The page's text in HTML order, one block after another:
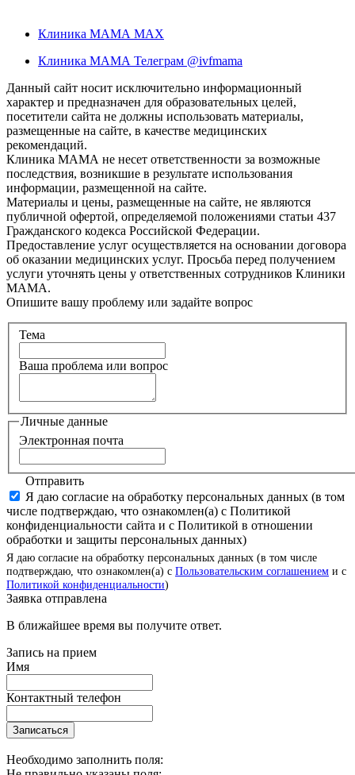
Клиника МАМА MAX
Клиника МАМА Телеграм @ivfmama
Данный сайт носит исключительно информационный
характер и предназначен для образовательных целей,
посетители сайта не должны использовать материалы,
размещенные на сайте, в качестве медицинских
рекомендаций.
Клиника МАМА не несет ответственности за возможные
последствия, возникшие в результате использования
информации, размещенной на сайте.
Материалы и цены, размещенные на сайте, не являются
публичной офертой, определяемой положениями статьи 437
Гражданского кодекса Российской Федерации.
Предоставление услуг осуществляется на основании договора
об оказании медицинских услуг. Просьба перед получением
услуги уточнять цены у ответственных сотрудников Клиники
МАМА.
Опишите вашу проблему или задайте вопрос
Тема
Ваша проблема или вопрос
Личные данные
Электронная почта
Отправить
Я даю согласие на обработку персональных данных (в том
числе подтверждаю, что ознакомлен(а) с Политикой
конфиденциальности сайта и с Политикой в отношении
обработки и защиты персональных данных)
Я даю согласие на обработку персональных данных (в том числе
подтверждаю, что ознакомлен(а) с Пользовательским соглашением и с
Политикой конфиденциальности)
Заявка отправлена
В ближайшее время вы получите ответ.
Запись на прием
Имя
Контактный телефон
Записаться
Необходимо заполнить поля: